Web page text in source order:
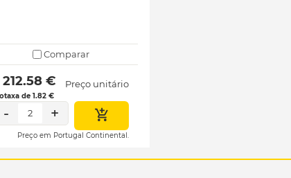
Comparar
212.58 €
de 1.82 €
Preço unitário
- 2 +
Preço em Portugal Continental.